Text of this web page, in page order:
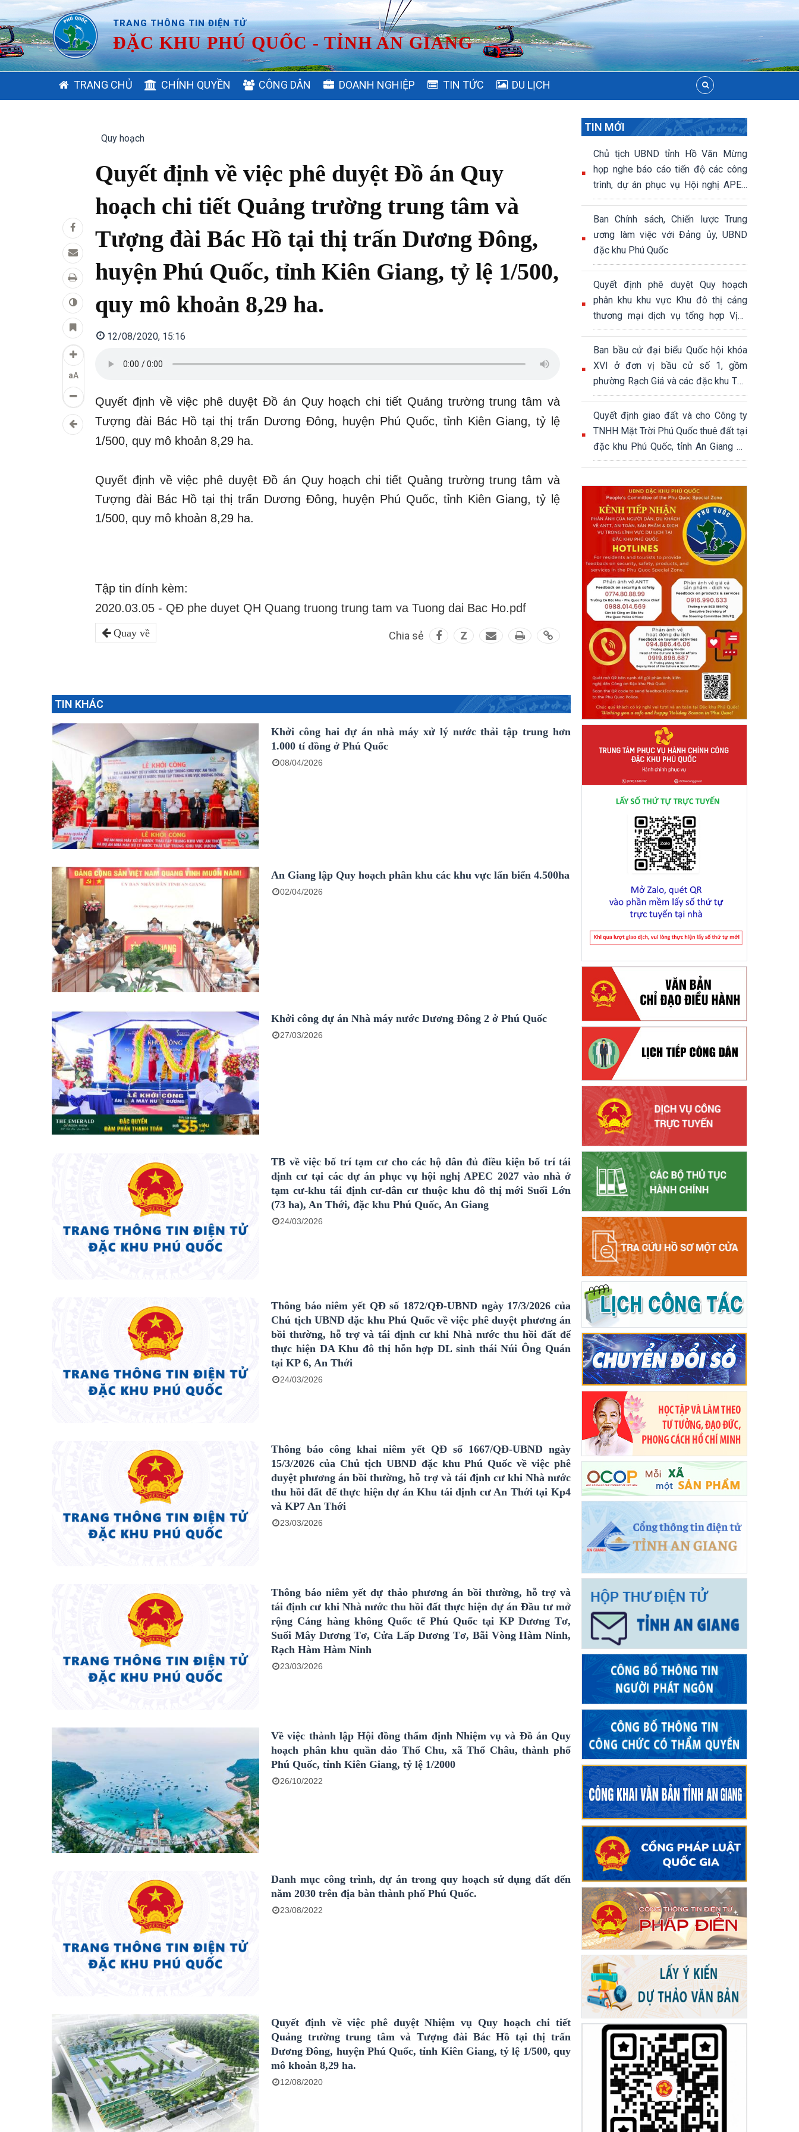
TRANG THÔNG TIN ĐIỆN TỬ
ĐẶC KHU PHÚ QUỐC - TỈNH AN GIANG
NAVIGATION
TRANG CHỦ CHÍNH QUYỀN CÔNG DÂN DOANH NGHIỆP TIN TỨC DU LỊCH
aA
Quy hoạch
Quyết định về việc phê duyệt Đồ án Quy
hoạch chi tiết Quảng trường trung tâm và
Tượng đài Bác Hồ tại thị trấn Dương Đông,
huyện Phú Quốc, tỉnh Kiên Giang, tỷ lệ 1/500,
quy mô khoản 8,29 ha.
12/08/2020, 15:16
Quyết định về việc phê duyệt Đồ án Quy hoạch chi tiết Quảng trường trung tâm và
Tượng đài Bác Hồ tại thị trấn Dương Đông, huyện Phú Quốc, tỉnh Kiên Giang, tỷ lệ
1/500, quy mô khoản 8,29 ha.
Quyết định về việc phê duyệt Đồ án Quy hoạch chi tiết Quảng trường trung tâm và
Tượng đài Bác Hồ tại thị trấn Dương Đông, huyện Phú Quốc, tỉnh Kiên Giang, tỷ lệ
1/500, quy mô khoản 8,29 ha.
Tập tin đính kèm:
2020.03.05 - QĐ phe duyet QH Quang truong trung tam va Tuong dai Bac Ho.pdf
Quay về Chia sẻ Z
TIN KHÁC
Khởi công hai dự án nhà máy xử lý nước thải tập trung hơn
1.000 tỉ đồng ở Phú Quốc
08/04/2026
An Giang lập Quy hoạch phân khu các khu vực lấn biển 4.500ha
02/04/2026
Khởi công dự án Nhà máy nước Dương Đông 2 ở Phú Quốc
27/03/2026
TB về việc bố trí tạm cư cho các hộ dân đủ điều kiện bố trí tái
định cư tại các dự án phục vụ hội nghị APEC 2027 vào nhà ở
tạm cư-khu tái định cư-dân cư thuộc khu đô thị mới Suối Lớn
(73 ha), An Thới, đặc khu Phú Quốc, An Giang
24/03/2026
Thông báo niêm yết QĐ số 1872/QĐ-UBND ngày 17/3/2026 của
Chủ tịch UBND đặc khu Phú Quốc về việc phê duyệt phương án
bồi thường, hỗ trợ và tái định cư khi Nhà nước thu hồi đất để
thực hiện DA Khu đô thị hỗn hợp DL sinh thái Núi Ông Quán
tại KP 6, An Thới
24/03/2026
Thông báo công khai niêm yết QĐ số 1667/QĐ-UBND ngày
15/3/2026 của Chủ tịch UBND đặc khu Phú Quốc về việc phê
duyệt phương án bồi thường, hỗ trợ và tái định cư khi Nhà nước
thu hồi đất để thực hiện dự án Khu tái định cư An Thới tại Kp4
và KP7 An Thới
23/03/2026
Thông báo niêm yết dự thảo phương án bồi thường, hỗ trợ và
tái định cư khi Nhà nước thu hồi đất thực hiện dự án Đầu tư mở
rộng Cảng hàng không Quốc tế Phú Quốc tại KP Dương Tơ,
Suối Mây Dương Tơ, Cửa Lấp Dương Tơ, Bãi Vòng Hàm Ninh,
Rạch Hàm Hàm Ninh
23/03/2026
Về việc thành lập Hội đồng thẩm định Nhiệm vụ và Đồ án Quy
hoạch phân khu quần đảo Thổ Chu, xã Thổ Châu, thành phố
Phú Quốc, tỉnh Kiên Giang, tỷ lệ 1/2000
26/10/2022
Danh mục công trình, dự án trong quy hoạch sử dụng đất đến
năm 2030 trên địa bàn thành phố Phú Quốc.
23/08/2022
Quyết định về việc phê duyệt Nhiệm vụ Quy hoạch chi tiết
Quảng trường trung tâm và Tượng đài Bác Hồ tại thị trấn
Dương Đông, huyện Phú Quốc, tỉnh Kiên Giang, tỷ lệ 1/500, quy
mô khoản 8,29 ha.
12/08/2020
TIN MỚI
Chủ tịch UBND tỉnh Hồ Văn Mừng
họp nghe báo cáo tiến độ các công
trình, dự án phục vụ Hội nghị APEC
2027
Ban Chính sách, Chiến lược Trung
ương làm việc với Đảng ủy, UBND
đặc khu Phú Quốc
Quyết định phê duyệt Quy hoạch
phân khu khu vực Khu đô thị cảng
thương mại dịch vụ tổng hợp Vịnh
Đầm, đặc khu Phú Quốc, tỉnh An
Giang, tỷ lệ 1/2000, quy mô khoảng
339,04 ha
Ban bầu cử đại biểu Quốc hội khóa
XVI ở đơn vị bầu cử số 1, gồm
phường Rạch Giá và các đặc khu Thổ
Châu, Phú Quốc
Quyết định giao đất và cho Công ty
TNHH Mặt Trời Phú Quốc thuê đất tại
đặc khu Phú Quốc, tỉnh An Giang để
thực hiện Dự án Khu đô thị hỗn hợp